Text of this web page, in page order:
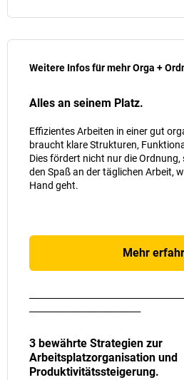
Weitere Infos für mehr Orga +
Alles an seinem Platz.
Effizientes Arbeiten in einer gut
braucht klare Strukturen,
Dies fördert nicht nur die
den Spaß an der täglichen Arbeit,
Hand geht.
Mehr
3 bewährte Strategien zur
Arbeitsplatzorganisation und
Produktivitätssteigerung.